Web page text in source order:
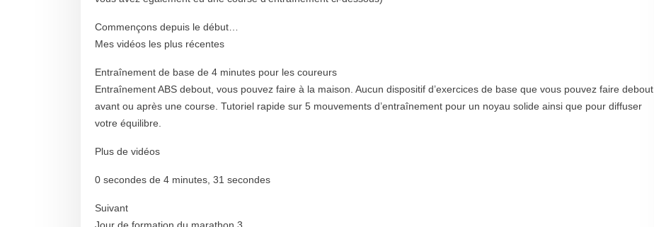
Commençons depuis le début…
Mes vidéos les plus récentes
Entraînement de base de 4 minutes pour les coureurs
Entraînement ABS debout, vous pouvez faire à la maison. Aucun dispositif d’exercices de base que vous pouvez faire debout
avant ou après une course. Tutoriel rapide sur 5 mouvements d’entraînement pour un noyau solide ainsi que pour diffuser
votre équilibre.
Plus de vidéos
0 secondes de 4 minutes, 31 secondes
Suivant